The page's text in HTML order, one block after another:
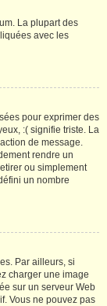
La plupart des
avec les
pour exprimer des
:( signifie triste. La
de message.
rendre un
ou simplement
un nombre
Par ailleurs, si
charger une image
sur un serveur Web
Vous ne pouvez pas